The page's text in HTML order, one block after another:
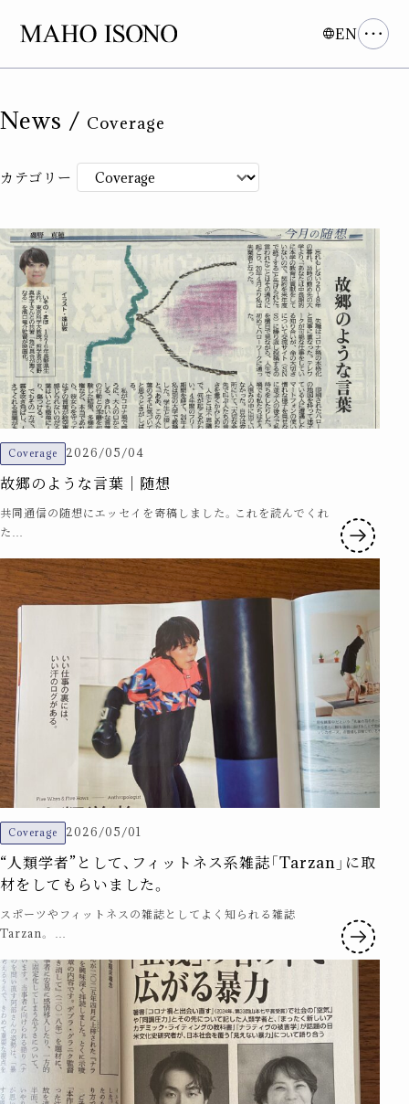
EN
News / Coverage
カテゴリー
Coverage 2026/05/04
故郷のような言葉｜随想
共同通信の随想にエッセイを寄稿しました。これを読んでくれ
た…
Coverage 2026/05/01
“人類学者”として、フィットネス系雑誌「Tarzan」に取
材をしてもらいました。
スポーツやフィットネスの雑誌としてよく知られる雑誌
Tarzan。 …